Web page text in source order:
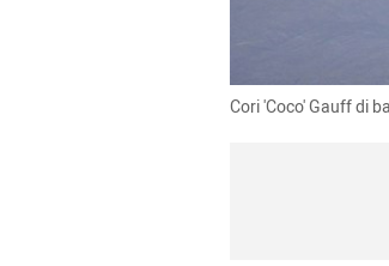
Cori 'Coco' Gauff di